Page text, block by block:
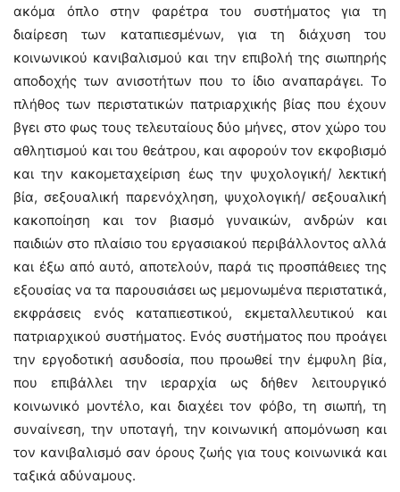
ακόμα όπλο στην φαρέτρα του συστήματος για τη
διαίρεση των καταπιεσμένων, για τη διάχυση του
κοινωνικού κανιβαλισμού και την επιβολή της σιωπηρής
αποδοχής των ανισοτήτων που το ίδιο αναπαράγει. Το
πλήθος των περιστατικών πατριαρχικής βίας που έχουν
βγει στο φως τους τελευταίους δύο μήνες, στον χώρο του
αθλητισμού και του θεάτρου, και αφορούν τον εκφοβισμό
και την κακομεταχείριση έως την ψυχολογική/ λεκτική
βία, σεξουαλική παρενόχληση, ψυχολογική/ σεξουαλική
κακοποίηση και τον βιασμό γυναικών, ανδρών και
παιδιών στο πλαίσιο του εργασιακού περιβάλλοντος αλλά
και έξω από αυτό, αποτελούν, παρά τις προσπάθειες της
εξουσίας να τα παρουσιάσει ως μεμονωμένα περιστατικά,
εκφράσεις ενός καταπιεστικού, εκμεταλλευτικού και
πατριαρχικού συστήματος. Ενός συστήματος που προάγει
την εργοδοτική ασυδοσία, που προωθεί την έμφυλη βία,
που επιβάλλει την ιεραρχία ως δήθεν λειτουργικό
κοινωνικό μοντέλο, και διαχέει τον φόβο, τη σιωπή, τη
συναίνεση, την υποταγή, την κοινωνική απομόνωση και
τον κανιβαλισμό σαν όρους ζωής για τους κοινωνικά και
ταξικά αδύναμους.